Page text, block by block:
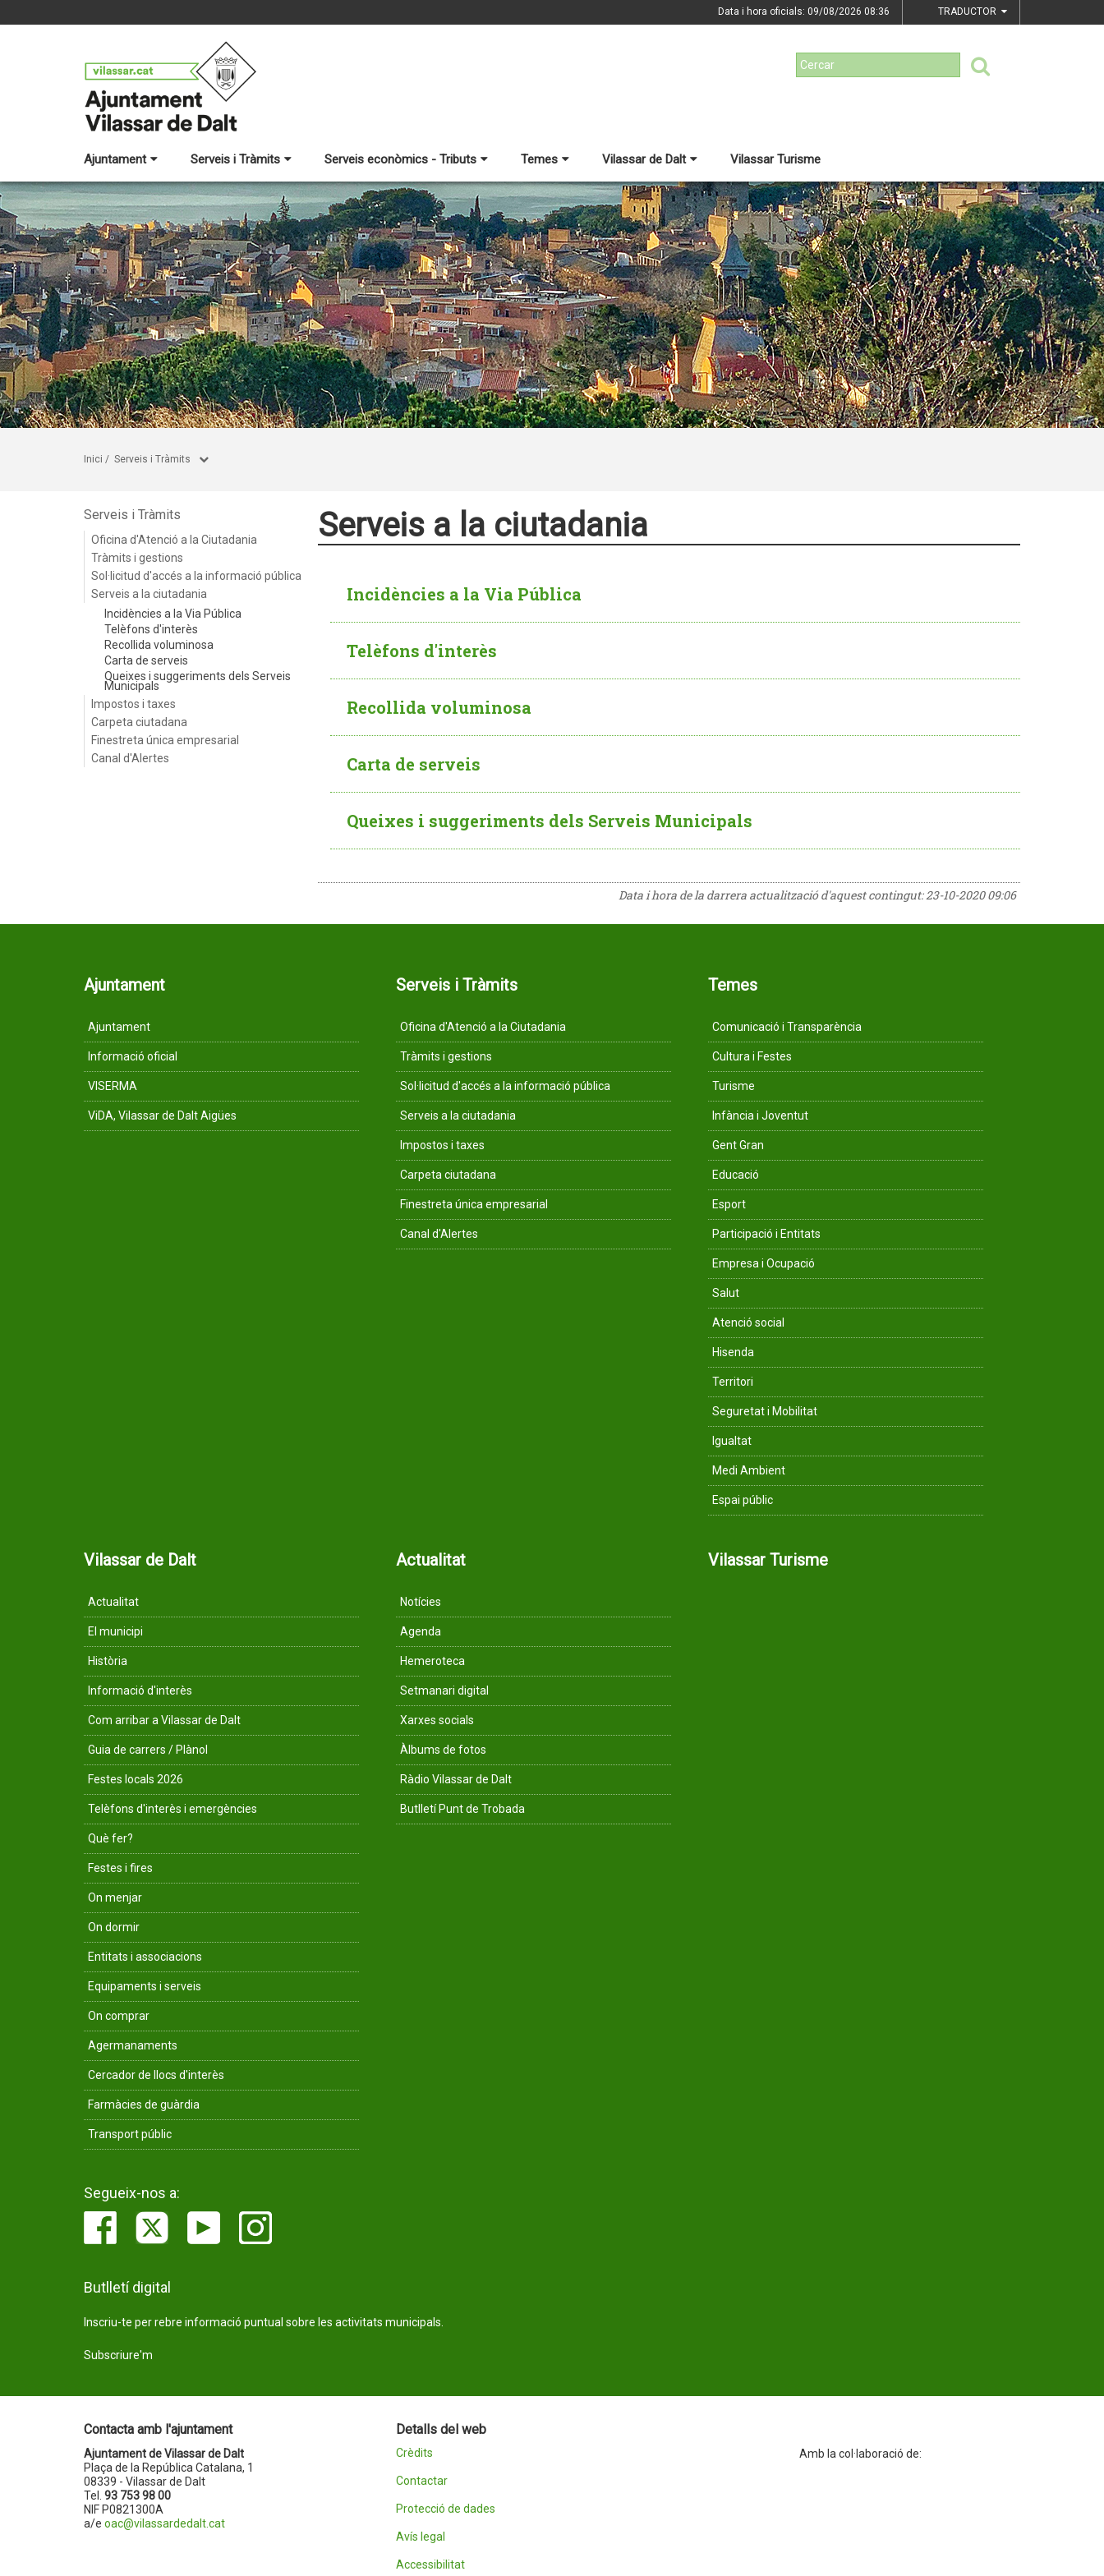
Data i hora oficials: 09/08/2026 08:36 TRADUCTOR
Ajuntament Serveis i Tràmits Serveis econòmics - Tributs Temes Vilassar de Dalt Vilassar Turisme
Inici / Serveis i Tràmits
Serveis i Tràmits
Oficina d'Atenció a la Ciutadania
Tràmits i gestions
Sol·licitud d'accés a la informació pública
Serveis a la ciutadania
Incidències a la Via Pública
Telèfons d'interès
Recollida voluminosa
Carta de serveis
Queixes i suggeriments dels Serveis
Municipals
Impostos i taxes
Carpeta ciutadana
Finestreta única empresarial
Canal d'Alertes
Serveis a la ciutadania
Incidències a la Via Pública
Telèfons d'interès
Recollida voluminosa
Carta de serveis
Queixes i suggeriments dels Serveis Municipals
Data i hora de la darrera actualització d'aquest contingut:23-10-2020 09:06
Ajuntament
Ajuntament
Informació oficial
VISERMA
ViDA, Vilassar de Dalt Aigües
Serveis i Tràmits
Oficina d'Atenció a la Ciutadania
Tràmits i gestions
Sol·licitud d'accés a la informació pública
Serveis a la ciutadania
Impostos i taxes
Carpeta ciutadana
Finestreta única empresarial
Canal d'Alertes
Temes
Comunicació i Transparència
Cultura i Festes
Turisme
Infància i Joventut
Gent Gran
Educació
Esport
Participació i Entitats
Empresa i Ocupació
Salut
Atenció social
Hisenda
Territori
Seguretat i Mobilitat
Igualtat
Medi Ambient
Espai públic
Vilassar de Dalt
Actualitat
El municipi
Història
Informació d'interès
Com arribar a Vilassar de Dalt
Guia de carrers / Plànol
Festes locals 2026
Telèfons d'interès i emergències
Què fer?
Festes i fires
On menjar
On dormir
Entitats i associacions
Equipaments i serveis
On comprar
Agermanaments
Cercador de llocs d'interès
Farmàcies de guàrdia
Transport públic
Actualitat
Notícies
Agenda
Hemeroteca
Setmanari digital
Xarxes socials
Àlbums de fotos
Ràdio Vilassar de Dalt
Butlletí Punt de Trobada
Vilassar Turisme
Segueix-nos a:
Butlletí digital
Inscriu-te per rebre informació puntual sobre les activitats municipals.
Subscriure'm
Contacta amb l'ajuntament
Ajuntament de Vilassar de Dalt
Plaça de la República Catalana, 1
08339 - Vilassar de Dalt
Tel. 93 753 98 00
NIF P0821300A
a/e oac@vilassardedalt.cat
Detalls del web
Crèdits
Contactar
Protecció de dades
Avís legal
Accessibilitat
Amb la col·laboració de: